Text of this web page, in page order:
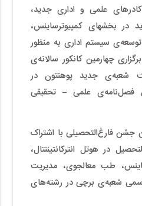
علمی و اداری جدید،
در بخش­های کمپیوترساینس،
سیستم اداری به منظور
چهارمین کانکور سالانه‌ی
شعبه‌ی جدید پوهنتون در
علمی – تحقیقی
جشن فارغ‌التحصیلی با اشتراک
در هوتل انترکانتیننتال،
طب معالجوی، مدیریت
شعبه‌ی برچی در رشته‌­های